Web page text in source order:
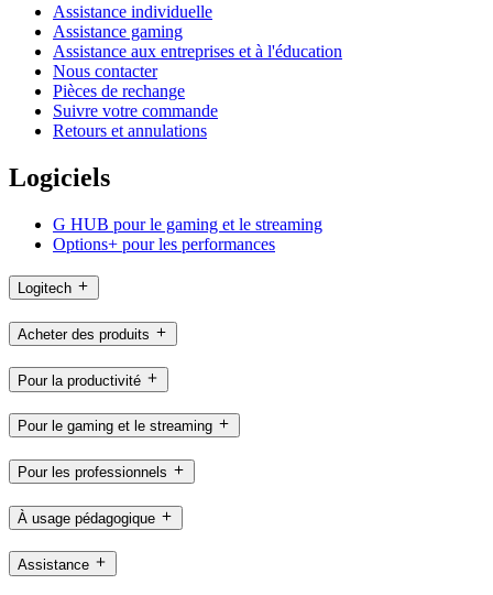
Assistance individuelle
Assistance gaming
Assistance aux entreprises et à l'éducation
Nous contacter
Pièces de rechange
Suivre votre commande
Retours et annulations
Logiciels
G HUB pour le gaming et le streaming
Options+ pour les performances
Logitech
Acheter des produits
Pour la productivité
Pour le gaming et le streaming
Pour les professionnels
À usage pédagogique
Assistance